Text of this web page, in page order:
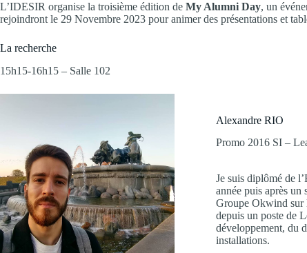
L’IDESIR organise la troisième édition de My Alumni Day, un
rejoindront le 29 Novembre 2023 pour animer des présentations et
La recherche
15h15-16h15 – Salle 102
Alexandre RIO
Promo 2016 SI –
Je suis diplômé de
année puis après un
Groupe Okwind sur
depuis un poste de
développement, du
installations.